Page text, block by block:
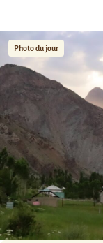
Photo du jour